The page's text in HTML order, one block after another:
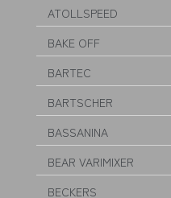
ATOLLSPEED
BAKE OFF
BARTEC
BARTSCHER
BASSANINA
BEAR VARIMIXER
BECKERS